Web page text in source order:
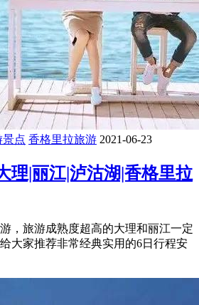
景点 香格里拉旅游 2021-06-23
理|丽江|泸沽湖|香格里拉
，旅游成熟度超高的大理和丽江一定
大家推荐非常经典实用的6日行程安